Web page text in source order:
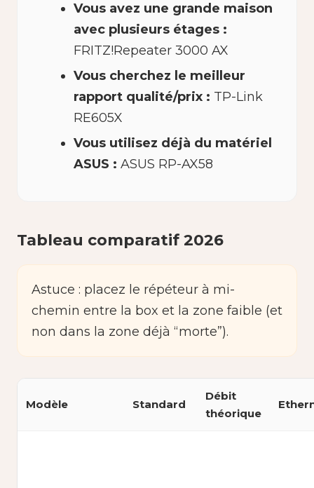
Vous avez une grande maison
avec plusieurs étages :
FRITZ!Repeater 3000 AX
Vous cherchez le meilleur
rapport qualité/prix : TP-Link
RE605X
Vous utilisez déjà du matériel
ASUS : ASUS RP-AX58
Tableau comparatif 2026
Astuce : placez le répéteur à mi-
chemin entre la box et la zone faible (et
non dans la zone déjà “morte”).
Modèle Standard
Débit
théorique